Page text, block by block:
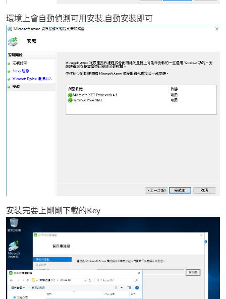
環境上會自動偵測可用安裝,自動安裝即可
安裝完要上剛剛下載的Key